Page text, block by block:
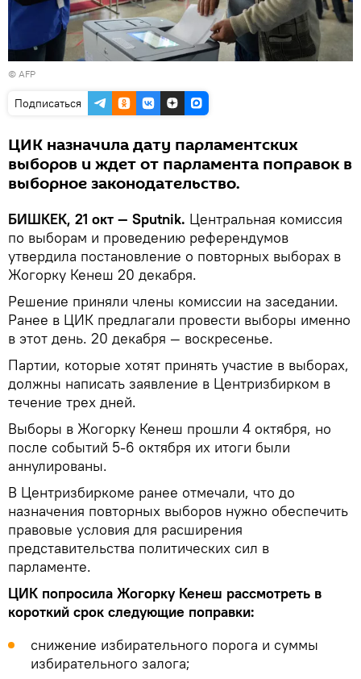
© AFP
Подписаться
ЦИК назначила дату парламентских
выборов и ждет от парламента поправок в
выборное законодательство.
БИШКЕК, 21 окт — Sputnik. Центральная комиссия
по выборам и проведению референдумов
утвердила постановление о повторных выборах в
Жогорку Кенеш 20 декабря.
Решение приняли члены комиссии на заседании.
Ранее в ЦИК предлагали провести выборы именно
в этот день. 20 декабря — воскресенье.
Партии, которые хотят принять участие в выборах,
должны написать заявление в Центризбирком в
течение трех дней.
Выборы в Жогорку Кенеш прошли 4 октября, но
после событий 5-6 октября их итоги были
аннулированы.
В Центризбиркоме ранее отмечали, что до
назначения повторных выборов нужно обеспечить
правовые условия для расширения
представительства политических сил в
парламенте.
ЦИК попросила Жогорку Кенеш рассмотреть в
короткий срок следующие поправки:
снижение избирательного порога и суммы
избирательного залога;